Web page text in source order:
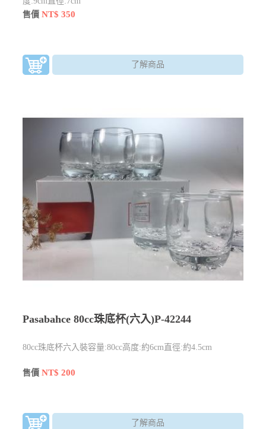
售價NT$ 350
了解商品
Pasabahce 80cc珠底杯(六入)P-42244
80cc珠底杯六入裝容量:80cc高度:約6cm直徑:約4.5cm
售價NT$ 200
了解商品